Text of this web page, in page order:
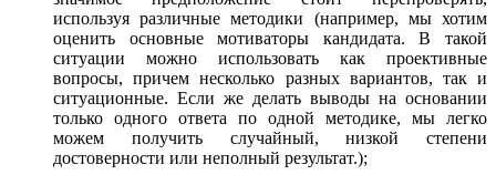
используя различные методики (например, мы хотим
оценить основные мотиваторы кандидата. В такой
ситуации можно использовать как проективные
вопросы, причем несколько разных вариантов, так и
ситуационные. Если же делать выводы на основании
только одного ответа по одной методике, мы легко
можем получить случайный, низкой степени
достоверности или неполный результат.);